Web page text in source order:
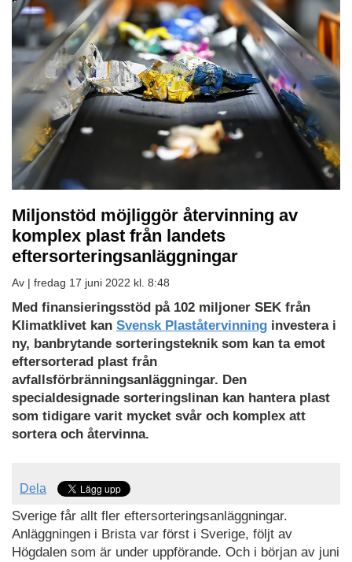
Miljonstöd möjliggör återvinning av
komplex plast från landets
eftersorteringsanläggningar
Av | fredag 17 juni 2022 kl. 8:48
Med finansieringsstöd på 102 miljoner SEK från
Klimatklivet kan Svensk Plaståtervinning investera i
ny, banbrytande sorteringsteknik som kan ta emot
eftersorterad plast från
avfallsförbränningsanläggningar. Den
specialdesignade sorteringslinan kan hantera plast
som tidigare varit mycket svår och komplex att
sortera och återvinna.
Dela
Sverige får allt fler eftersorteringsanläggningar.
Anläggningen i Brista var först i Sverige, följt av
Högdalen som är under uppförande. Och i början av juni